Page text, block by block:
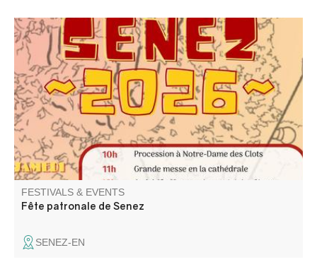
Le comité des fêtes vous propose concours de boules,
messe, soirée animée, repas et son super feu d'artifice.
FESTIVALS & EVENTS
Fête patronale de Senez
SENEZ-EN